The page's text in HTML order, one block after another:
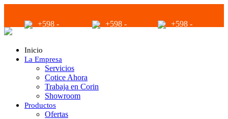
+598 -
2294 2040
+598 - +598 -
infoventas@corinrentup.com.uy
Inicio
La Empresa
Servicios
Cotice Ahora
Trabaja en Corin
Showroom
Productos
Ofertas